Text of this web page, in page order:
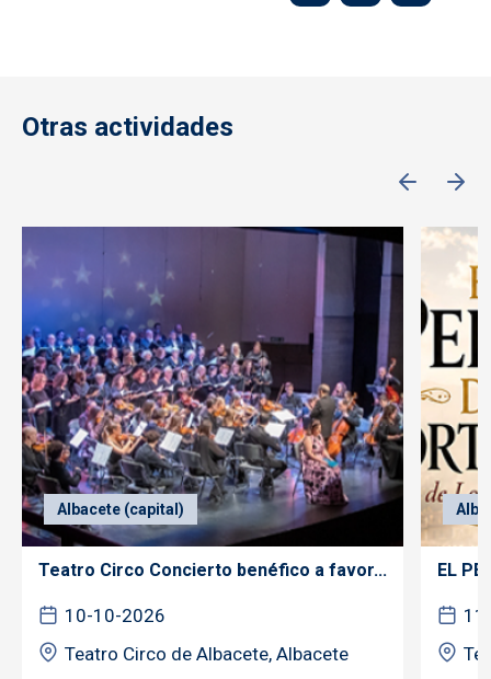
Otras actividades
Albacete (capital)
Teatro Circo Concierto benéfico a favor...
10-10-2026
Teatro Circo de Albacete, Albacete
EL